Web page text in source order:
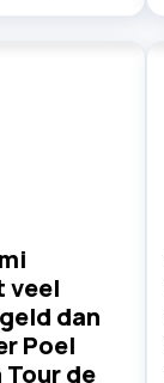
veel
dan
Poel
de